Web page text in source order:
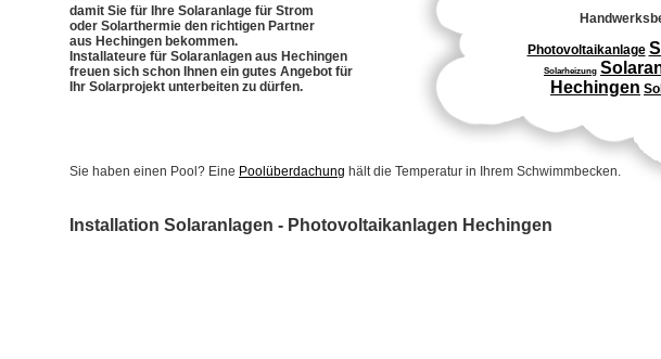
damit Sie für Ihre Solaranlage für Strom
oder Solarthermie den richtigen Partner
aus Hechingen bekommen.
Installateure für Solaranlagen aus Hechingen
freuen sich schon Ihnen ein gutes Angebot für
Ihr Solarprojekt unterbeiten zu dürfen.
Photovoltaikanlage
Solarheizung
Hechingen
Sie haben einen Pool? Eine Poolüberdachung hält die Temperatur in Ihrem Schwimmbecken.
Installation Solaranlagen - Photovoltaikanlagen Hechingen